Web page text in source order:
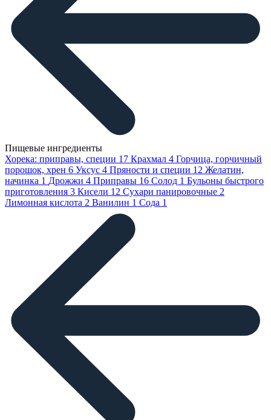
Пищевые ингредиенты
Хорека: приправы, специи 17 Крахмал 4 Горчица, горчичный
порошок, хрен 6 Уксус 4 Пряности и специи 12 Желатин,
начинка 1 Дрожжи 4 Приправы 16 Солод 1 Бульоны быстрого
приготовления 3 Кисели 12 Сухари панировочные 2
Лимонная кислота 2 Ванилин 1 Сода 1